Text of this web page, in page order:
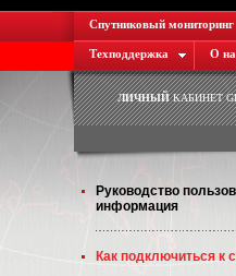
Спутниковый мониторинг
Техподдержка О
ЛИЧНЫЙКАБИНЕТ
Руководство
информация
Как подключиться к